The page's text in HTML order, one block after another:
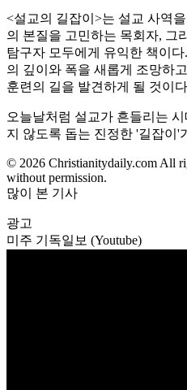
<설교의 길잡이>는 설교 사역
의 본질을 고민하는 목회자, 그
탐구자 모두에게 유익한 책이
의 깊이와 폭을 새롭게 조망하
훈련의 길을 발견하게 될 것이
오늘날처럼 설교가 흔들리는
지 않도록 돕는 진정한 '길잡이'
© 2026 Christianitydaily.com All
without permission.
많이 본 기사
광고
미주 기독일보 (Youtube)